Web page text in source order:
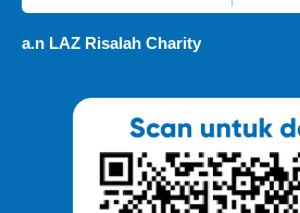
a.n LAZ Risalah Charity